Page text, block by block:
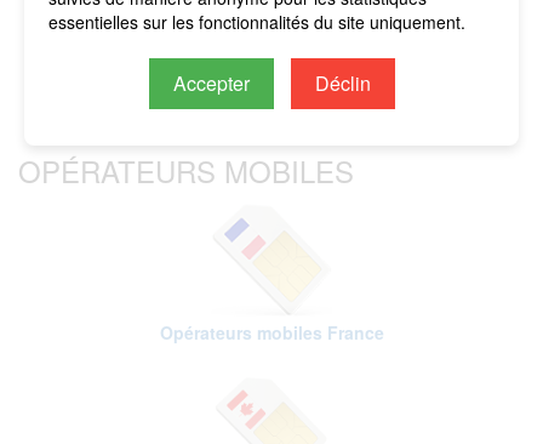
essentielles sur les fonctionnalités du site uniquement.
Accepter Déclin
imputés sur le crédit restant.
OPÉRATEURS MOBILES
Opérateurs mobiles France